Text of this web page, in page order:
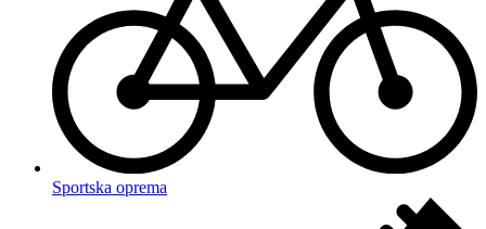
Sportska oprema